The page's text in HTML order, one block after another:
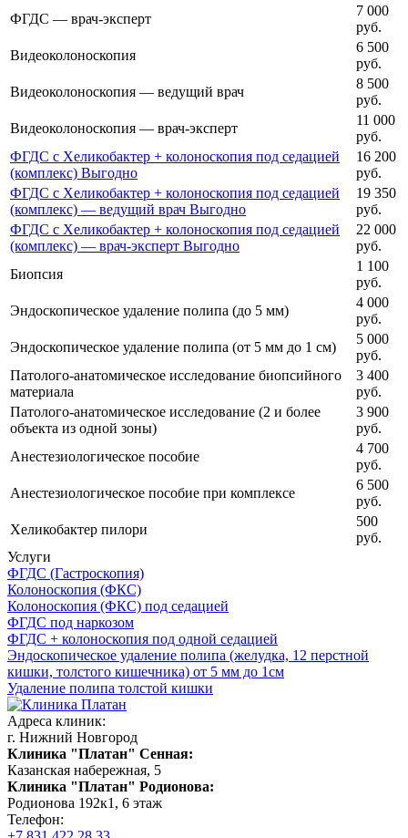
ФГДС — врач-эксперт
7 000
руб.
Видеоколоноскопия
6 500
руб.
Видеоколоноскопия — ведущий врач
8 500
руб.
Видеоколоноскопия — врач-эксперт
11 000
руб.
ФГДС с Хеликобактер + колоноскопия под седацией
(комплекс) Выгодно
16 200
руб.
ФГДС с Хеликобактер + колоноскопия под седацией
(комплекс) — ведущий врач Выгодно
19 350
руб.
ФГДС с Хеликобактер + колоноскопия под седацией
(комплекс) — врач-эксперт Выгодно
22 000
руб.
Биопсия
1 100
руб.
Эндоскопическое удаление полипа (до 5 мм)
4 000
руб.
Эндоскопическое удаление полипа (от 5 мм до 1 см)
5 000
руб.
Патолого-анатомическое исследование биопсийного
материала
3 400
руб.
Патолого-анатомическое исследование (2 и более
объекта из одной зоны)
3 900
руб.
Анестезиологическое пособие
4 700
руб.
Анестезиологическое пособие при комплексе
6 500
руб.
Хеликобактер пилори
500
руб.
Услуги
ФГДС (Гастроскопия)
Колоноскопия (ФКС)
Колоноскопия (ФКС) под седацией
ФГДС под наркозом
ФГДС + колоноскопия под одной седацией
Эндоскопическое удаление полипа (желудка, 12 перстной
кишки, толстого кишечника) от 5 мм до 1см
Удаление полипа толстой кишки
Адреса клиник:
г. Нижний Новгород
Клиника "Платан" Сенная:
Казанская набережная, 5
Клиника "Платан" Родионова:
Родионова 192к1, 6 этаж
Телефон: